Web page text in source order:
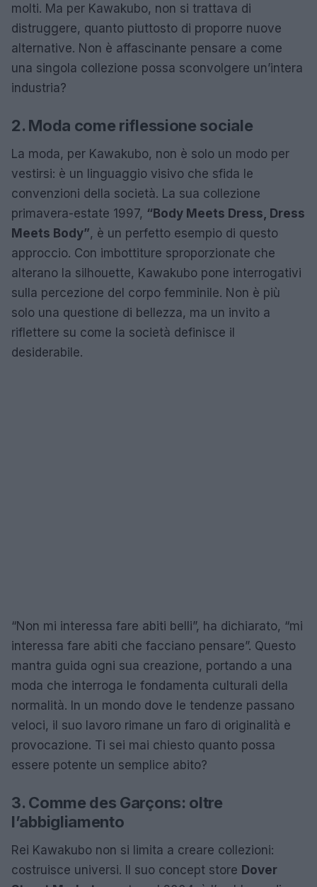
molti. Ma per Kawakubo, non si trattava di
distruggere, quanto piuttosto di proporre nuove
alternative. Non è affascinante pensare a come
una singola collezione possa sconvolgere un’intera
industria?
2. Moda come riflessione sociale
La moda, per Kawakubo, non è solo un modo per
vestirsi: è un linguaggio visivo che sfida le
convenzioni della società. La sua collezione
primavera-estate 1997, “Body Meets Dress, Dress
Meets Body”, è un perfetto esempio di questo
approccio. Con imbottiture sproporzionate che
alterano la silhouette, Kawakubo pone interrogativi
sulla percezione del corpo femminile. Non è più
solo una questione di bellezza, ma un invito a
riflettere su come la società definisce il
desiderabile.
“Non mi interessa fare abiti belli”, ha dichiarato, “mi
interessa fare abiti che facciano pensare”. Questo
mantra guida ogni sua creazione, portando a una
moda che interroga le fondamenta culturali della
normalità. In un mondo dove le tendenze passano
veloci, il suo lavoro rimane un faro di originalità e
provocazione. Ti sei mai chiesto quanto possa
essere potente un semplice abito?
3. Comme des Garçons: oltre
l’abbigliamento
Rei Kawakubo non si limita a creare collezioni:
costruisce universi. Il suo concept store Dover